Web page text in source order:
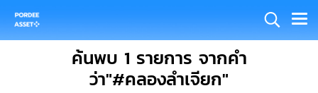
ค้นพบ 1 รายการ จากคำ
ว่า"#คลองลำเจียก"